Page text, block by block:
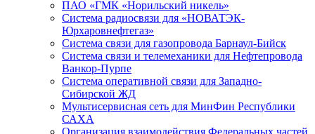
ПАО «ГМК «Норильский никель»
Система радиосвязи для «НОВАТЭК-
Юрхаровнефтегаз»
Система связи для газопровода Барнаул-Бийск
Система связи и телемеханики для Нефтепровода
Ванкор-Пурпе
Система оперативной связи для Западно-
Сибирской ЖД
Мультисервисная сеть для МинФин Республики
САХА